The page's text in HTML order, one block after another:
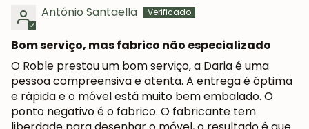
António Santaella
Bom serviço, mas fabrico não especializado
O Roble prestou um bom serviço, a Daria é uma
pessoa compreensiva e atenta. A entrega é óptima
e rápida e o móvel está muito bem embalado. O
ponto negativo é o fabrico. O fabricante tem